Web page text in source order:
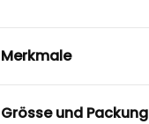
Merkmale
Grösse und Packung